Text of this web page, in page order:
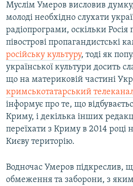
Муслім Умеров висловив
молоді необхідно слухати
радіопрограми, оскільки Росія
півострові пропагандистські
російську культуру, тоді як
української культури досить
що на материковій частині
кримськотатарський
інформує про те, що
Криму, і декілька інших
переїхати з Криму в 2014 році
Києву територію.
Водночас Умеров підкреслив,
обмеження та заборони, з